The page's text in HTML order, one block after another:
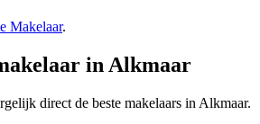
Makelaar.
in Alkmaar
direct de beste makelaars in Alkmaar.